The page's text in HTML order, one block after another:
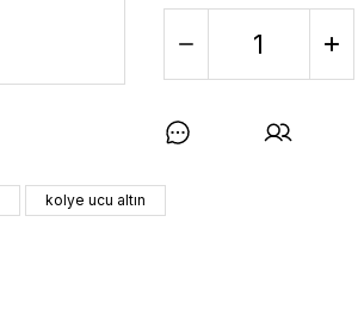
kolye ucu altın